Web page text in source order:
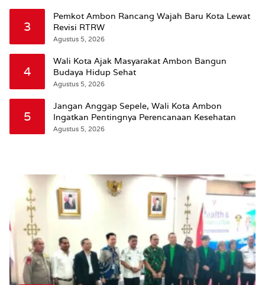
3
Pemkot Ambon Rancang Wajah Baru Kota Lewat
Revisi RTRW
Agustus 5, 2026
4
Wali Kota Ajak Masyarakat Ambon Bangun
Budaya Hidup Sehat
Agustus 5, 2026
5
Jangan Anggap Sepele, Wali Kota Ambon
Ingatkan Pentingnya Perencanaan Kesehatan
Agustus 5, 2026